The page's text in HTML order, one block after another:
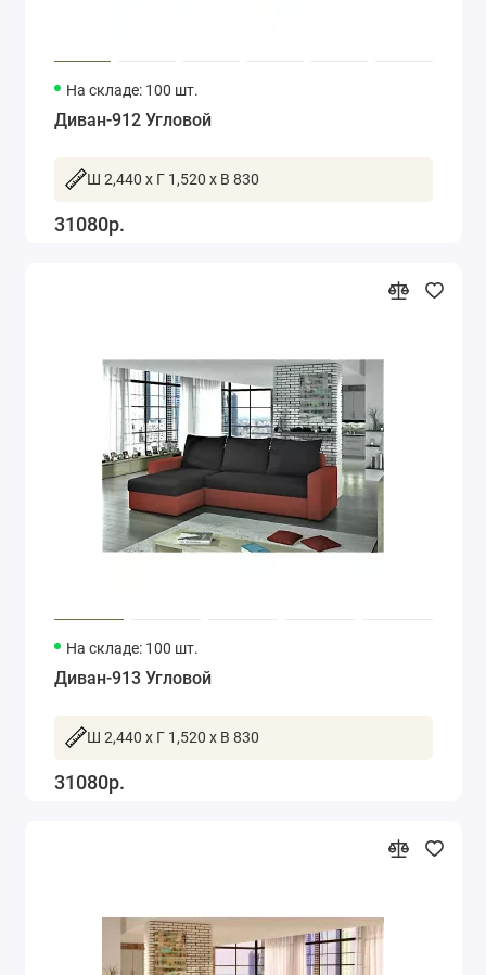
На складе: 100 шт.
Диван-912 Угловой
Ш 2,440 x Г 1,520 x В 830
31080р.
На складе: 100 шт.
Диван-913 Угловой
Ш 2,440 x Г 1,520 x В 830
31080р.